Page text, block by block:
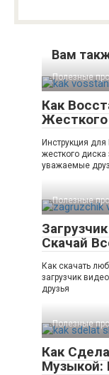
Вам
Полезные
Как
Инструкция
жесткого диска
уважаемые
Полезные
Скачай
Как скачать
загрузчик
друзья
Полезные
Как
Музыкой: